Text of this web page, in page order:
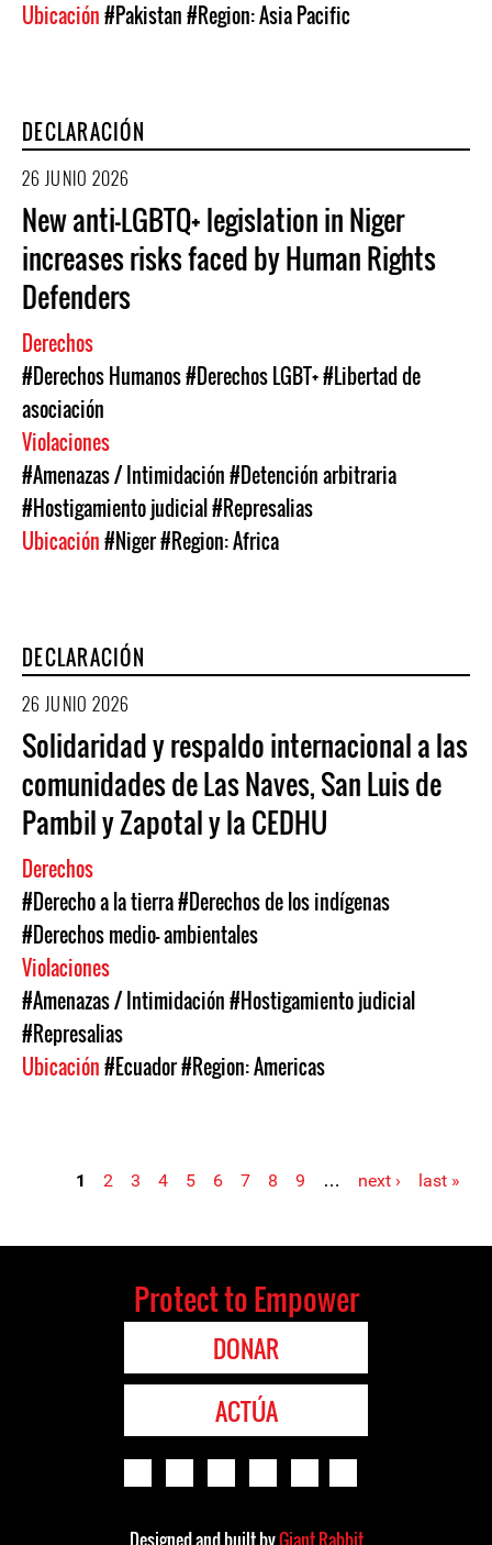
Ubicación#Pakistan#Region: Asia Pacific
DECLARACIÓN
26 JUNIO 2026
New anti-LGBTQ+ legislation in Niger
increases risks faced by Human Rights
Defenders
Derechos
#Derechos Humanos#Derechos LGBT+#Libertad de
asociación
Violaciones
#Amenazas / Intimidación#Detención arbitraria
#Hostigamiento judicial#Represalias
Ubicación#Niger#Region: Africa
DECLARACIÓN
26 JUNIO 2026
Solidaridad y respaldo internacional a las
comunidades de Las Naves, San Luis de
Pambil y Zapotal y la CEDHU
Derechos
#Derecho a la tierra#Derechos de los indígenas
#Derechos medio- ambientales
Violaciones
#Amenazas / Intimidación#Hostigamiento judicial
#Represalias
Ubicación#Ecuador#Region: Americas
1 2 3 4 5 6 7 8 9 … next › last »
Protect to Empower
DONAR
ACTÚA
Designed and built byGiant Rabbit